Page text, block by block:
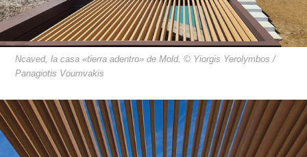
Ncaved, la casa «tierra adentro» de Mold. © Yiorgis Yerolymbos /
Panagiotis Voumvakis